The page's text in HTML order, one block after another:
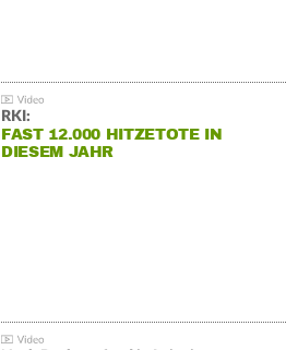
RKI:
FAST 12.000 HITZETOTE IN
DIESEM JAHR